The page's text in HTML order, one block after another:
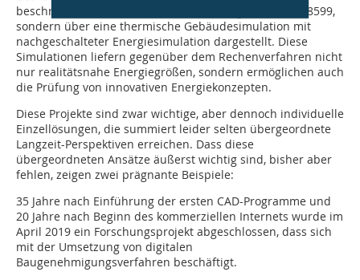
beschränkten und statischen Berechnung der DIN V 18599,
sondern über eine thermische Gebäudesimulation mit
nachgeschalteter Energie­simulation dargestellt. Diese
Simulationen liefern gegenüber dem Rechenverfahren nicht
nur realitätsnahe Energiegrößen, sondern ermöglichen auch
die Prüfung von innovativen Energiekonzepten.
Diese Projekte sind zwar wichtige, aber dennoch individuelle
Einzellösungen, die summiert leider selten übergeordnete
Langzeit-Perspektiven erreichen. Dass diese
übergeordneten Ansätze äußerst wichtig sind, bisher aber
fehlen, zeigen zwei prägnante Beispiele:
35 Jahre nach Einführung der ersten CAD-Programme und
20 Jahre nach Beginn des kommerziellen Internets wurde im
April 2019 ein Forschungsprojekt abgeschlossen, dass sich
mit der Umsetzung von digitalen
Baugenehmigungsverfahren beschäftigt.